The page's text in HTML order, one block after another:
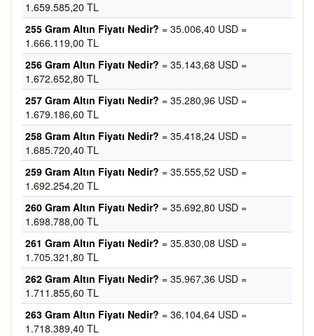
1.659.585,20 TL
255 Gram Altın Fiyatı Nedir? = 35.006,40 USD =
1.666.119,00 TL
256 Gram Altın Fiyatı Nedir? = 35.143,68 USD =
1.672.652,80 TL
257 Gram Altın Fiyatı Nedir? = 35.280,96 USD =
1.679.186,60 TL
258 Gram Altın Fiyatı Nedir? = 35.418,24 USD =
1.685.720,40 TL
259 Gram Altın Fiyatı Nedir? = 35.555,52 USD =
1.692.254,20 TL
260 Gram Altın Fiyatı Nedir? = 35.692,80 USD =
1.698.788,00 TL
261 Gram Altın Fiyatı Nedir? = 35.830,08 USD =
1.705.321,80 TL
262 Gram Altın Fiyatı Nedir? = 35.967,36 USD =
1.711.855,60 TL
263 Gram Altın Fiyatı Nedir? = 36.104,64 USD =
1.718.389,40 TL